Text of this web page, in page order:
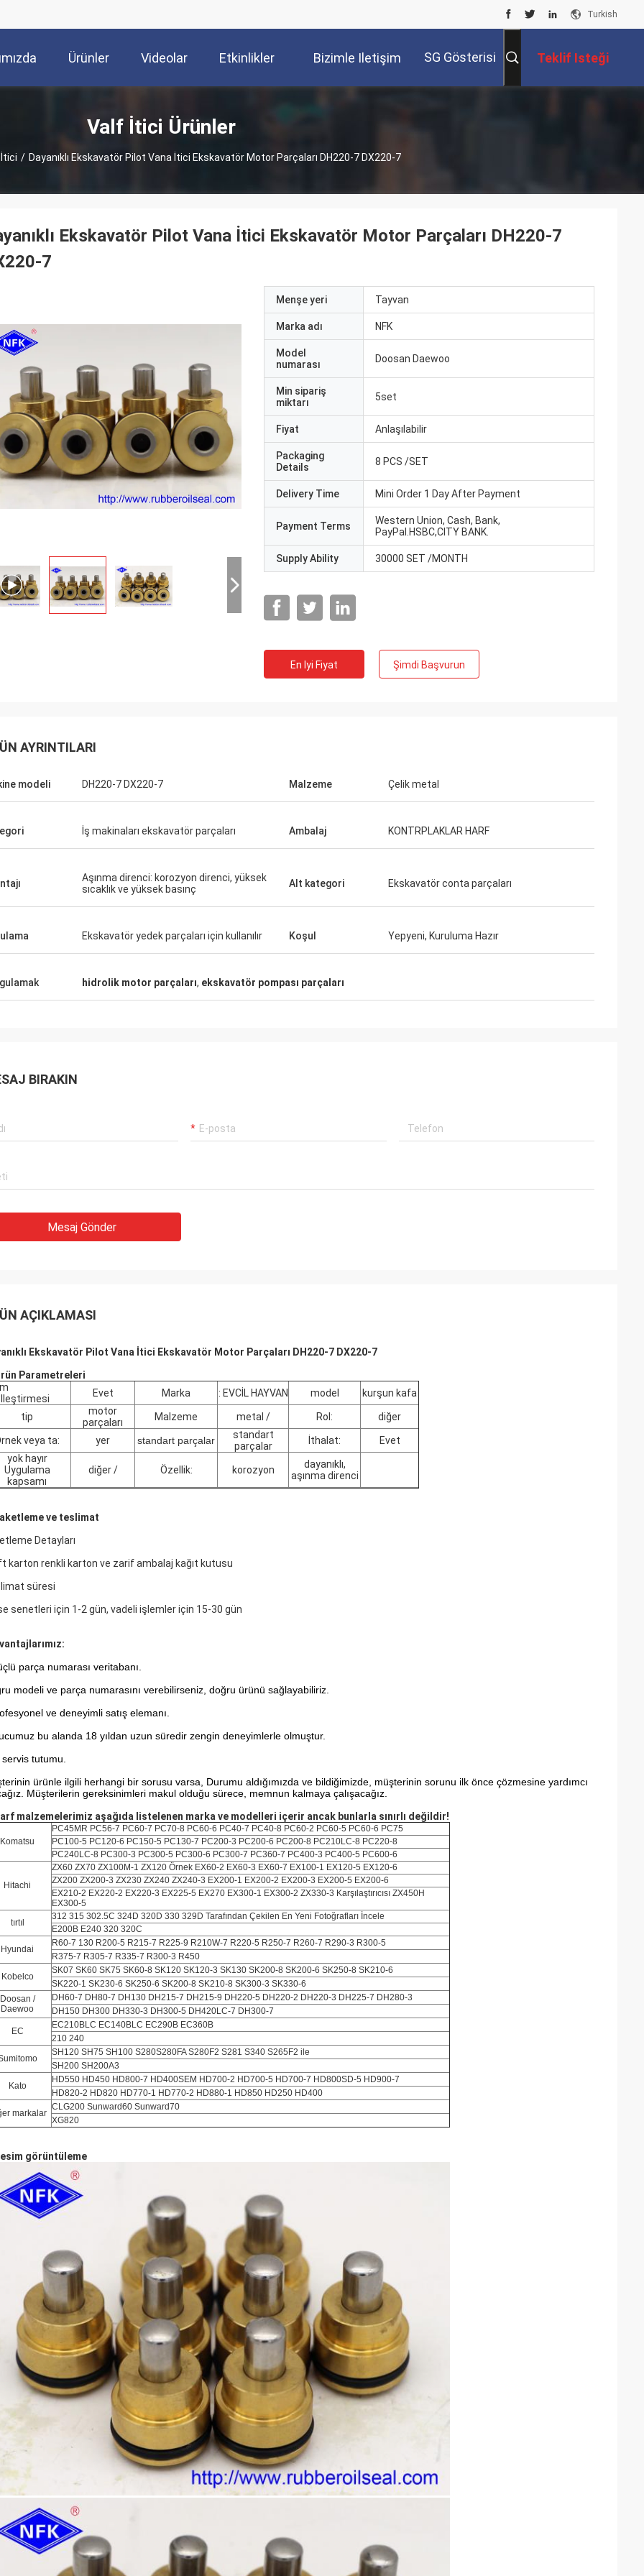
Turkish
Ürünler Videolar Etkinlikler Bizimle Iletişim SG Gösterisi Teklif Isteği
Valf İtici Ürünler
/ Dayanıklı Ekskavatör Pilot Vana İtici Ekskavatör Motor Parçaları DH220-7 DX220-7
hala her zamanki gibi,
olağanüstü
hak ediyor!
İyi Tedarikçi ve her zaman profesyonel
Ekskavatör Pilot Vana İtici Ekskavatör Motor Parçaları DH220-7
7
Menşe yeri Tayvan
Marka adı NFK
Model
numarası
Doosan Daewoo
Min sipariş
miktarı
5set
Fiyat Anlaşılabilir
Packaging
Details
8 PCS /SET
Delivery Time Mini Order 1 Day After Payment
Payment Terms
Western Union, Cash, Bank,
PayPal.HSBC,CITY BANK.
Supply Ability 30000 SET /MONTH
En Iyi Fiyat Şimdi Başvurun
AYRINTILARI
modeli DH220-7 DX220-7 Malzeme Çelik metal
İş makinaları ekskavatör parçaları Ambalaj KONTRPLAKLAR HARF
Aşınma direnci: korozyon direnci, yüksek
sıcaklık ve yüksek basınç
Alt kategori Ekskavatör conta parçaları
Ekskavatör yedek parçaları için kullanılır Koşul Yepyeni, Kuruluma Hazır
hidrolik motor parçaları, ekskavatör pompası parçaları
BIRAKIN
Mesaj Gönder
AÇIKLAMASI
Ekskavatör Pilot Vana İtici Ekskavatör Motor Parçaları DH220-7 DX220-7
Parametreleri
Evet Marka : EVCİL HAYVAN model kurşun kafa
tip
motor
parçaları
Malzeme metal / Rol: diğer
veya ta: yer standart parçalar
standart
parçalar
İthalat:
Evet
yok hayır
Uygulama
kapsamı
diğer / Özellik: korozyon
dayanıklı,
aşınma direnci
ve teslimat
Detayları
karton renkli karton ve zarif ambalaj kağıt kutusu
süresi
senetleri için 1-2 gün, vadeli işlemler için 15-30 gün
parça numarası veritabanı.
modeli ve parça numarasını verebilirseniz, doğru ürünü sağlayabiliriz.
ve deneyimli satış elemanı.
bu alanda 18 yıldan uzun süredir zengin deneyimlerle olmuştur.
tutumu.
ürünle ilgili herhangi bir sorusu varsa, Durumu aldığımızda ve bildiğimizde, müşterinin sorunu ilk önce çözmesine yardımcı
Müşterilerin gereksinimleri makul olduğu sürece, memnun kalmaya çalışacağız.
malzemelerimiz aşağıda listelenen marka ve modelleri içerir ancak bunlarla sınırlı değildir!
Komatsu
PC45MR PC56-7 PC60-7 PC70-8 PC60-6 PC40-7 PC40-8 PC60-2 PC60-5 PC60-6 PC75
PC100-5 PC120-6 PC150-5 PC130-7 PC200-3 PC200-6 PC200-8 PC210LC-8 PC220-8
PC240LC-8 PC300-3 PC300-5 PC300-6 PC300-7 PC360-7 PC400-3 PC400-5 PC600-6
Hitachi
ZX60 ZX70 ZX100M-1 ZX120 Örnek EX60-2 EX60-3 EX60-7 EX100-1 EX120-5 EX120-6
ZX200 ZX200-3 ZX230 ZX240 ZX240-3 EX200-1 EX200-2 EX200-3 EX200-5 EX200-6
EX210-2 EX220-2 EX220-3 EX225-5 EX270 EX300-1 EX300-2 ZX330-3 Karşılaştırıcısı ZX450H
EX300-5
tırtıl
312 315 302.5C 324D 320D 330 329D Tarafından Çekilen En Yeni Fotoğrafları İncele
E200B E240 320 320C
Hyundai
R60-7 130 R200-5 R215-7 R225-9 R210W-7 R220-5 R250-7 R260-7 R290-3 R300-5
R375-7 R305-7 R335-7 R300-3 R450
Kobelco
SK07 SK60 SK75 SK60-8 SK120 SK120-3 SK130 SK200-8 SK200-6 SK250-8 SK210-6
SK220-1 SK230-6 SK250-6 SK200-8 SK210-8 SK300-3 SK330-6
Doosan /
Daewoo
DH60-7 DH80-7 DH130 DH215-7 DH215-9 DH220-5 DH220-2 DH220-3 DH225-7 DH280-3
DH150 DH300 DH330-3 DH300-5 DH420LC-7 DH300-7
EC
EC210BLC EC140BLC EC290B EC360B
210 240
SH120 SH75 SH100 S280S280FA S280F2 S281 S340 S265F2 ile
SH200 SH200A3
Kato
HD550 HD450 HD800-7 HD400SEM HD700-2 HD700-5 HD700-7 HD800SD-5 HD900-7
HD820-2 HD820 HD770-1 HD770-2 HD880-1 HD850 HD250 HD400
markalar
CLG200 Sunward60 Sunward70
XG820
görüntüleme